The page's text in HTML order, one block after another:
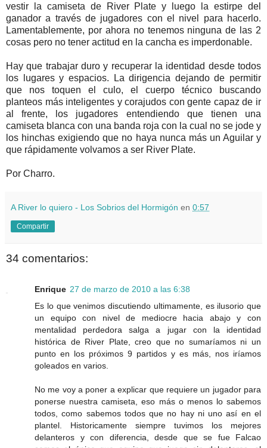
vestir la camiseta de River Plate y luego la estirpe del
ganador a través de jugadores con el nivel para hacerlo.
Lamentablemente, por ahora no tenemos ninguna de las 2
cosas pero no tener actitud en la cancha es imperdonable.
Hay que trabajar duro y recuperar la identidad desde todos
los lugares y espacios. La dirigencia dejando de permitir
que nos toquen el culo, el cuerpo técnico buscando
planteos más inteligentes y corajudos con gente capaz de ir
al frente, los jugadores entendiendo que tienen una
camiseta blanca con una banda roja con la cual no se jode y
los hinchas exigiendo que no haya nunca más un Aguilar y
que rápidamente volvamos a ser River Plate.
Por Charro.
A River lo quiero - Los Sobrios del Hormigón en 0:57
Compartir
34 comentarios:
Enrique 27 de marzo de 2010 a las 6:38
Es lo que venimos discutiendo ultimamente, es ilusorio que
un equipo con nivel de mediocre hacia abajo y con
mentalidad perdedora salga a jugar con la identidad
histórica de River Plate, creo que no sumaríamos ni un
punto en los próximos 9 partidos y es más, nos iríamos
goleados en varios.
No me voy a poner a explicar que requiere un jugador para
ponerse nuestra camiseta, eso más o menos lo sabemos
todos, como sabemos todos que no hay ni uno así en el
plantel. Historicamente siempre tuvimos los mejores
delanteros y con diferencia, desde que se fue Falcao